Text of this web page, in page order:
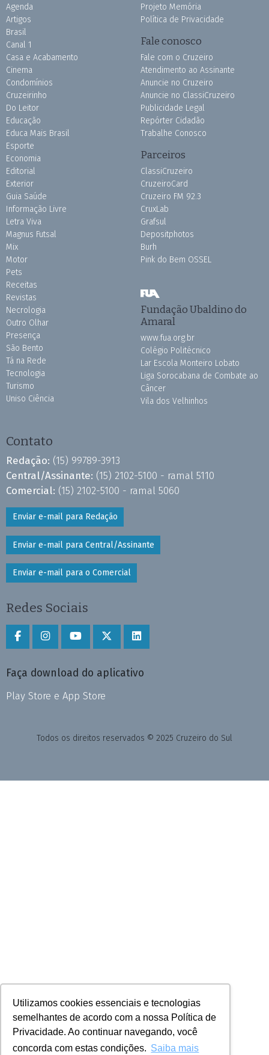
Utilizamos cookies essenciais e tecnologias
semelhantes de acordo com a nossa Política de
Privacidade. Ao continuar navegando, você
concorda com estas condições. Saiba mais
Agenda
Artigos
Brasil
Canal 1
Casa e Acabamento
Cinema
Condomínios
Cruzeirinho
Do Leitor
Educação
Educa Mais Brasil
Esporte
Economia
Editorial
Exterior
Guia Saúde
Informação Livre
Letra Viva
Magnus Futsal
Mix
Motor
Pets
Receitas
Revistas
Necrologia
Outro Olhar
Presença
São Bento
Tá na Rede
Tecnologia
Turismo
Uniso Ciência
Projeto Memória
Política de Privacidade
Fale conosco
Fale com o Cruzeiro
Atendimento ao Assinante
Anuncie no Cruzeiro
Anuncie no ClassiCruzeiro
Publicidade Legal
Repórter Cidadão
Trabalhe Conosco
Parceiros
ClassiCruzeiro
CruzeiroCard
Cruzeiro FM 92.3
CruxLab
Grafsul
Depositphotos
Burh
Pink do Bem OSSEL
Fundação Ubaldino do
Amaral
www.fua.org.br
Colégio Politécnico
Lar Escola Monteiro Lobato
Liga Sorocabana de Combate ao
Câncer
Vila dos Velhinhos
Contato
Redação: (15) 99789-3913
Central/Assinante: (15) 2102-5100 - ramal 5110
Comercial: (15) 2102-5100 - ramal 5060
Enviar e-mail para Redação
Enviar e-mail para Central/Assinante
Enviar e-mail para o Comercial
Redes Sociais
Faça download do aplicativo
Play Store e App Store
Todos os direitos reservados © 2025 Cruzeiro do Sul